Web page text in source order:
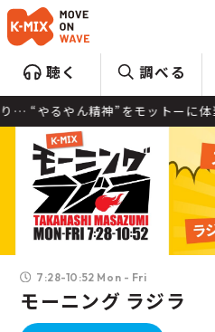
聴く 調べる
やん精神”をモットーに体当
7:28-10:52 Mon - Fri
モーニング ラジラ